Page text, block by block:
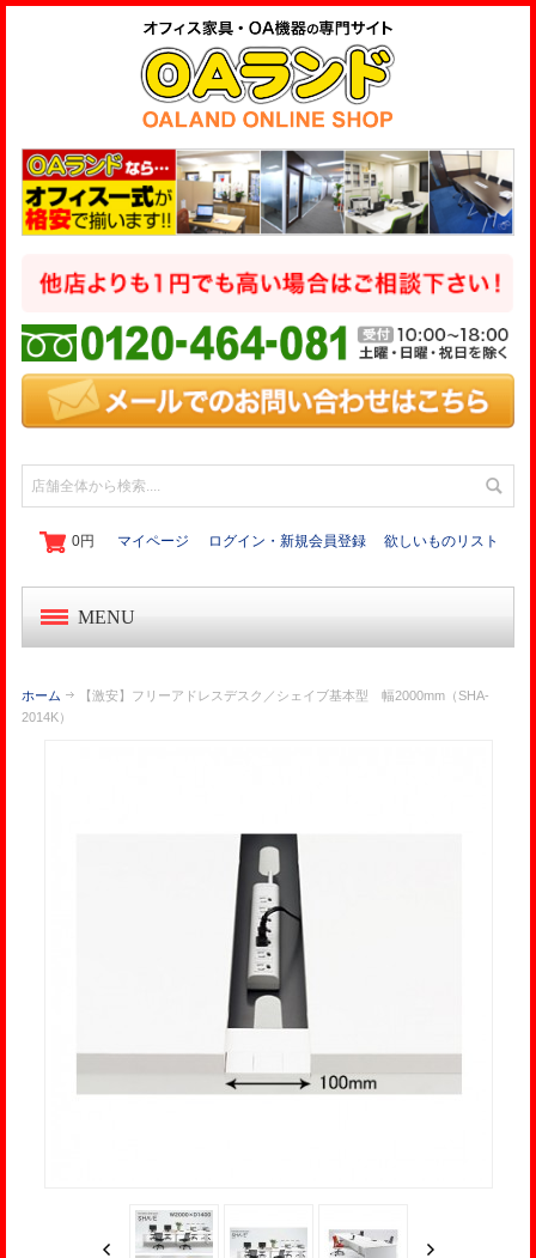
0円 マイページ ログイン・新規会員登録 欲しいものリスト
MENU
起業家セット
オフィス作り導入事例
ホーム
【激安】フリーアドレスデスク／シェイブ基本型 幅2000mm（SHA-
2014K）